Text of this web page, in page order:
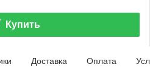
Купить
Доставка Оплата